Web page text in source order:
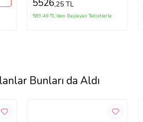
5526,25 TL
589,46 TL'den Başlayan Taksitlerle
Bunları da Aldı